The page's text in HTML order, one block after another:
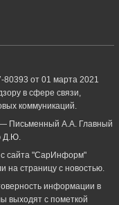
от 01 марта 2021
в сфере связи,
коммуникаций.
Письменный А.А. Главный
Д.Ю.
сайта "СарИнформ"
на страницу с новостью.
информации в
выходят с пометкой